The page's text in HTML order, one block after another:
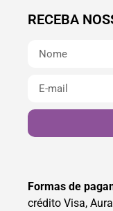
RECEBA
Formas de
crédito Visa,